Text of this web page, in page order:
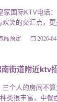
团购信息和优
在线预订**：
KTV杭州大悦
际KTV电话：
欢笑的交汇点，
厢预定 2026-
街道附近ktv
人的房间不算
类很丰富，中